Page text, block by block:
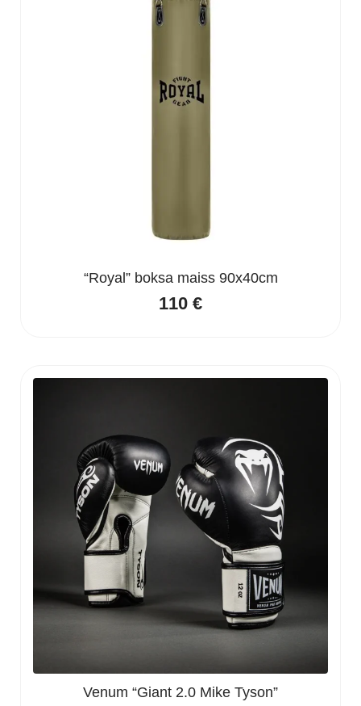
“Royal” boksa maiss 90x40cm
110 €
Venum “Giant 2.0 Mike Tyson”